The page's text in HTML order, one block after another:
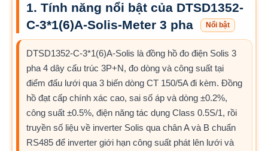
1. Tính năng nổi bật của DTSD1352-
C-3*1(6)A-Solis-Meter 3 pha
Nổi bật
DTSD1352-C-3*1(6)A-Solis là đồng hồ đo điện Solis 3
pha 4 dây cấu trúc 3P+N, đo dòng và công suất tại
điểm đấu lưới qua 3 biến dòng CT 150/5A đi kèm. Đồng
hồ đạt cấp chính xác cao, sai số áp và dòng ±0.2%,
công suất ±0.5%, điện năng tác dụng Class 0.5S/1, rồi
truyền số liệu về inverter Solis qua chân A và B chuẩn
RS485 để inverter giới hạn công suất phát lên lưới và